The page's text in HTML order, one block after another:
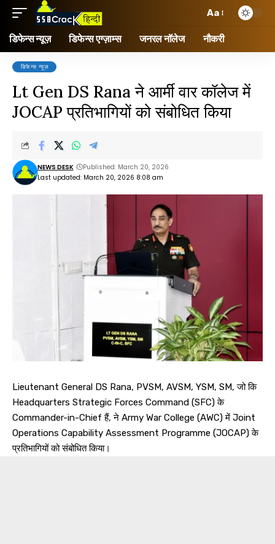
Aa
डिफेन्स न्यूज़ डिफेन्स एग्ज़ाम्स जनरल नॉलेज नौकरी
डिफेन्स न्यूज़
Lt Gen DS Rana ने आर्मी वार कॉलेज में
JOCAP प्रतिभागियों को संबोधित किया
Last updated: March 20, 2026 8:08 am
NEWS DESK Published: March 20, 2026
Lieutenant General DS Rana, PVSM, AVSM, YSM, SM, जो कि
Headquarters Strategic Forces Command (SFC) के
Commander-in-Chief हैं, ने Army War College (AWC) में Joint
Operations Capability Assessment Programme (JOCAP) के
प्रतिभागियों को संबोधित किया।